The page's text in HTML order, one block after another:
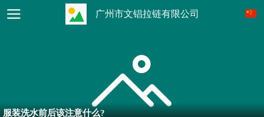
广州市文锠拉链有限公司
服装洗水前后该注意什么?